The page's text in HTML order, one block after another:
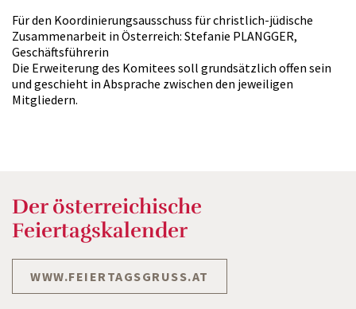
Für den Koordinierungsausschuss für christlich-jüdische
Zusammenarbeit in Österreich: Stefanie PLANGGER,
Geschäftsführerin
Die Erweiterung des Komitees soll grundsätzlich offen sein
und geschieht in Absprache zwischen den jeweiligen
Mitgliedern.
Der österreichische
Feiertagskalender
WWW.FEIERTAGSGRUSS.AT